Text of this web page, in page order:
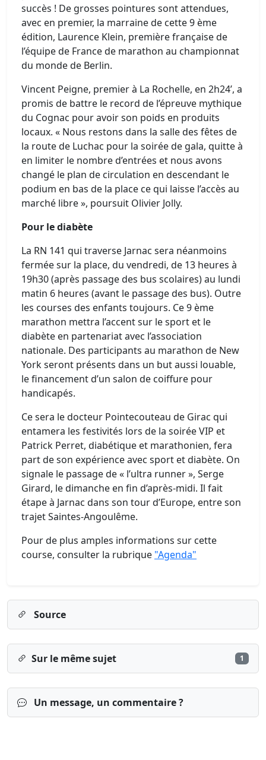
succès ! De grosses pointures sont attendues,
avec en premier, la marraine de cette 9 ème
édition, Laurence Klein, première française de
l’équipe de France de marathon au championnat
du monde de Berlin.
Vincent Peigne, premier à La Rochelle, en 2h24’, a
promis de battre le record de l’épreuve mythique
du Cognac pour avoir son poids en produits
locaux. « Nous restons dans la salle des fêtes de
la route de Luchac pour la soirée de gala, quitte à
en limiter le nombre d’entrées et nous avons
changé le plan de circulation en descendant le
podium en bas de la place ce qui laisse l’accès au
marché libre », poursuit Olivier Jolly.
Pour le diabète
La RN 141 qui traverse Jarnac sera néanmoins
fermée sur la place, du vendredi, de 13 heures à
19h30 (après passage des bus scolaires) au lundi
matin 6 heures (avant le passage des bus). Outre
les courses des enfants toujours. Ce 9 ème
marathon mettra l’accent sur le sport et le
diabète en partenariat avec l’association
nationale. Des participants au marathon de New
York seront présents dans un but aussi louable,
le financement d’un salon de coiffure pour
handicapés.
Ce sera le docteur Pointecouteau de Girac qui
entamera les festivités lors de la soirée VIP et
Patrick Perret, diabétique et marathonien, fera
part de son expérience avec sport et diabète. On
signale le passage de « l’ultra runner », Serge
Girard, le dimanche en fin d’après-midi. Il fait
étape à Jarnac dans son tour d’Europe, entre son
trajet Saintes-Angoulême.
Pour de plus amples informations sur cette
course, consulter la rubrique "Agenda"
Source
Sur le même sujet 1
Un message, un commentaire ?